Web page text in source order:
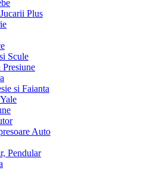
Plus
Scule
Presiune
si Faianta
Auto
Pendular